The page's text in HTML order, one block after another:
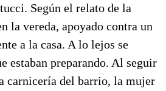
Según el relato de la
la vereda, apoyado contra un
a la casa. A lo lejos se
estaban preparando. Al seguir
carnicería del barrio, la mujer